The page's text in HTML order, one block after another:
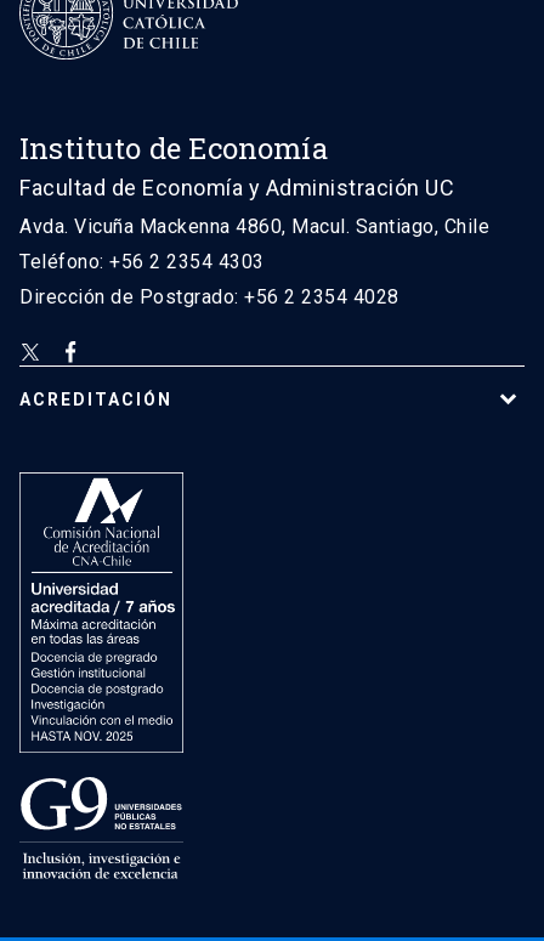
Instituto de Economía
Facultad de Economía y Administración UC
Avda. Vicuña Mackenna 4860, Macul. Santiago, Chile
Teléfono: +56 2 2354 4303
Dirección de Postgrado: +56 2 2354 4028
ACREDITACIÓN